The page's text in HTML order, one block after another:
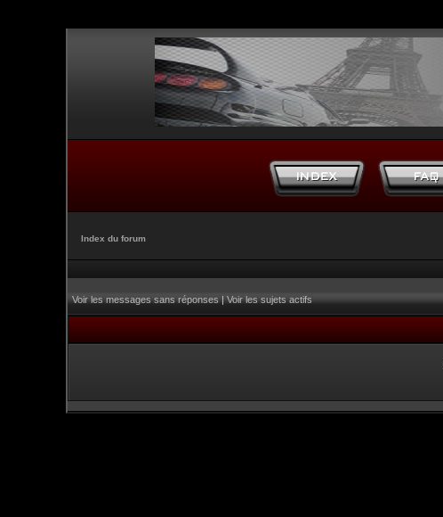
Index du forum
Voir les messages sans réponses|Voir les sujets actifs